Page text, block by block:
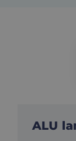
ALU